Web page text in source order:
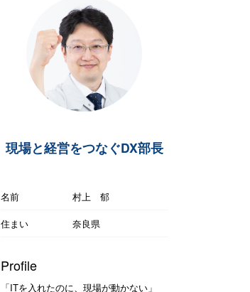
現場と経営をつなぐDX部長
名前
村上 郁
住まい
奈良県
Profile
「ITを入れたのに、現場が動かない」